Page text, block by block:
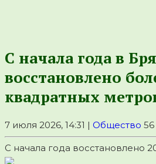
С начала года в
восстановлено
квадратных
7 июля 2026, 14:31 | Общество 56
С начала года восстановлено